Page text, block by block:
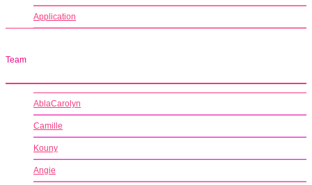
Application
Team
AblaCarolyn
Camille
Kouny
Angie